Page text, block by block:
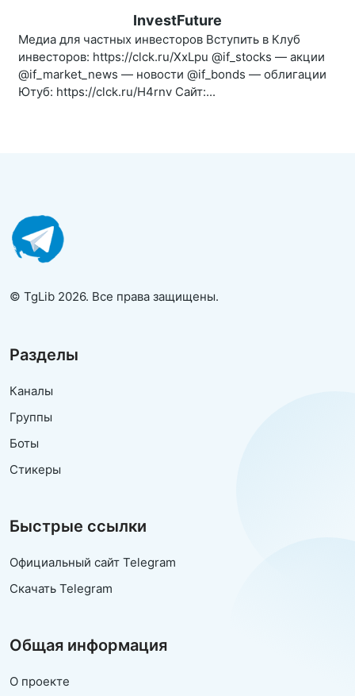
InvestFuture
Медиа для частных инвесторов Вступить в Клуб
инвесторов: https://clck.ru/XxLpu @if_stocks — акции
@if_market_news — новости @if_bonds — облигации
Ютуб: https://clck.ru/H4rnv Сайт:...
© TgLib 2026. Все права защищены.
Разделы
Каналы
Группы
Боты
Стикеры
Быстрые ссылки
Официальный сайт Telegram
Скачать Telegram
Общая информация
О проекте